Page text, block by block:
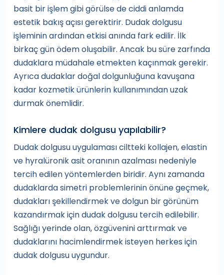
basit bir işlem gibi görülse de ciddi anlamda
estetik bakış açısı gerektirir. Dudak dolgusu
işleminin ardından etkisi anında fark edilir. İlk
birkaç gün ödem oluşabilir. Ancak bu süre zarfında
dudaklara müdahale etmekten kaçınmak gerekir.
Ayrıca dudaklar doğal dolgunluğuna kavuşana
kadar kozmetik ürünlerin kullanımından uzak
durmak önemlidir.
Kimlere dudak dolgusu yapılabilir?
Dudak dolgusu uygulaması ciltteki kollajen, elastin
ve hyralüronik asit oranının azalması nedeniyle
tercih edilen yöntemlerden biridir. Aynı zamanda
dudaklarda simetri problemlerinin önüne geçmek,
dudakları şekillendirmek ve dolgun bir görünüm
kazandırmak için dudak dolgusu tercih edilebilir.
Sağlığı yerinde olan, özgüvenini arttırmak ve
dudaklarını hacimlendirmek isteyen herkes için
dudak dolgusu uygundur.